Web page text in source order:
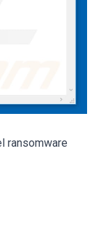
ransomware